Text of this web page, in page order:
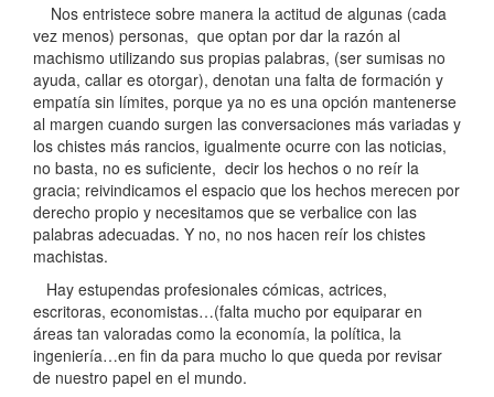
Nos entristece sobre manera la actitud de algunas (cada
vez menos) personas, que optan por dar la razón al
machismo utilizando sus propias palabras, (ser sumisas no
ayuda, callar es otorgar), denotan una falta de formación y
empatía sin límites, porque ya no es una opción mantenerse
al margen cuando surgen las conversaciones más variadas y
los chistes más rancios, igualmente ocurre con las noticias,
no basta, no es suficiente, decir los hechos o no reír la
gracia; reivindicamos el espacio que los hechos merecen por
derecho propio y necesitamos que se verbalice con las
palabras adecuadas. Y no, no nos hacen reír los chistes
machistas.
Hay estupendas profesionales cómicas, actrices,
escritoras, economistas…(falta mucho por equiparar en
áreas tan valoradas como la economía, la política, la
ingeniería…en fin da para mucho lo que queda por revisar
de nuestro papel en el mundo.